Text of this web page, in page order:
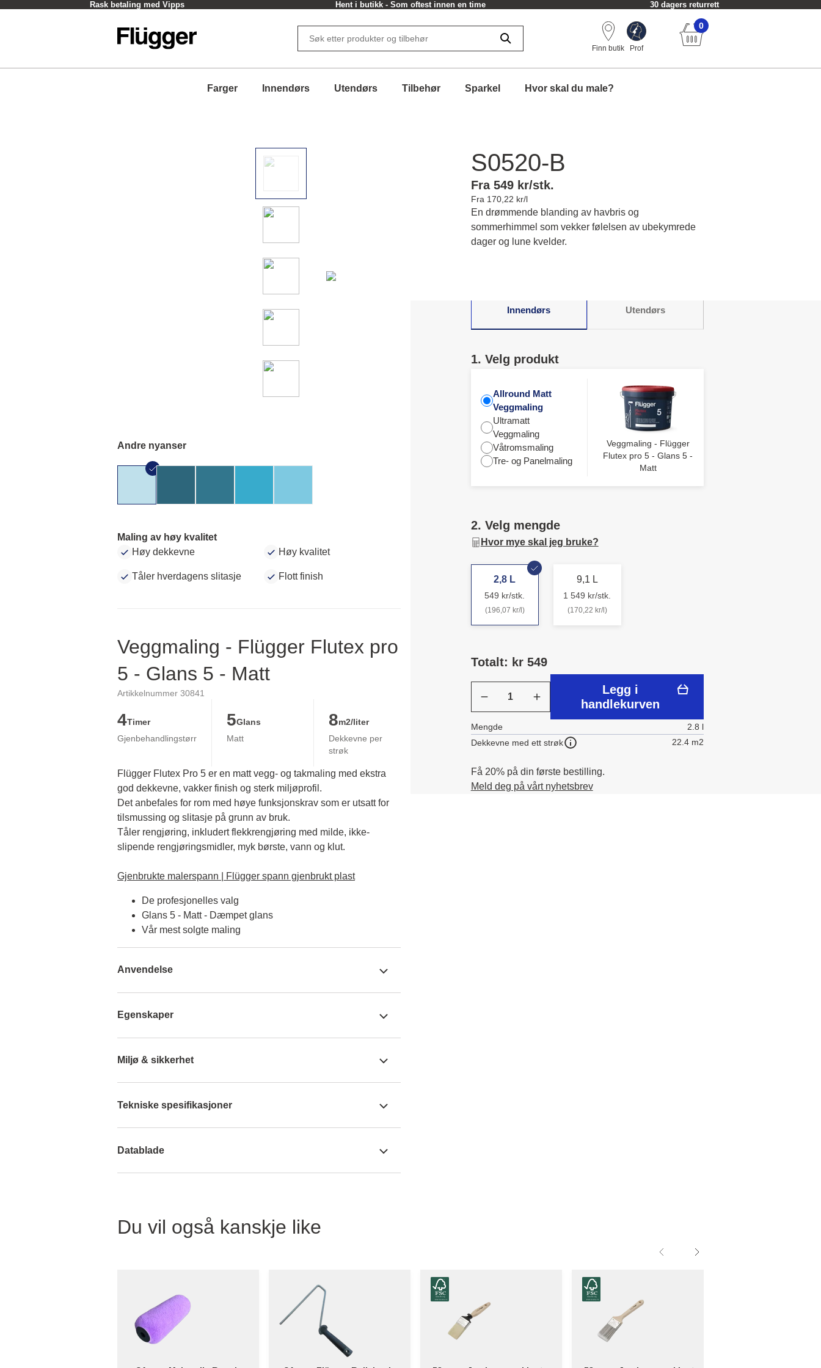
Rask betaling med Vipps Hent i butikk - Som oftest innen en time 30 dagers returrett
Finn butik Prof
0
Farger Innendørs Utendørs Tilbehør Sparkel Hvor skal du male?
Andre nyanser
Maling av høy kvalitet
Høy dekkevne
Høy kvalitet
Tåler hverdagens slitasje Flott finish
Veggmaling - Flügger Flutex pro
5 - Glans 5 - Matt
Artikkelnummer 30841
4Timer
Gjenbehandlingstørr
5Glans
Matt
8m2/liter
Dekkevne per
strøk
Flügger Flutex Pro 5 er en matt vegg- og takmaling med ekstra
god dekkevne, vakker finish og sterk miljøprofil.
Det anbefales for rom med høye funksjonskrav som er utsatt for
tilsmussing og slitasje på grunn av bruk.
Tåler rengjøring, inkludert flekkrengjøring med milde, ikke-
slipende rengjøringsmidler, myk børste, vann og klut.
Gjenbrukte malerspann | Flügger spann gjenbrukt plast
De profesjonelles valg
Glans 5 - Matt - Dæmpet glans
Vår mest solgte maling
Anvendelse
Egenskaper
Miljø & sikkerhet
Tekniske spesifikasjoner
Datablade
S0520-B
Fra 549 kr/stk.
Fra 170,22 kr/l
En drømmende blanding av havbris og
sommerhimmel som vekker følelsen av ubekymrede
dager og lune kvelder.
Innendørs Utendørs
1. Velg produkt
Allround Matt
Veggmaling
Ultramatt
Veggmaling
Våtromsmaling
Tre- og Panelmaling
Veggmaling - Flügger
Flutex pro 5 - Glans 5 -
Matt
2. Velg mengde
Hvor mye skal jeg bruke?
2,8 L
549 kr/stk.
(196,07 kr/l)
9,1 L
1 549 kr/stk.
(170,22 kr/l)
Totalt: kr 549
Legg i
handlekurven
Mengde
2.8 l
Dekkevne med ett strøk
22.4 m2
Få 20% på din første bestilling.
Meld deg på vårt nyhetsbrev
Du vil også kanskje like